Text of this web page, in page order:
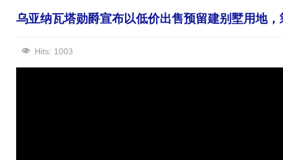
乌亚纳瓦塔勋爵宣布以低价出售预留建别墅用地
Hits: 1003